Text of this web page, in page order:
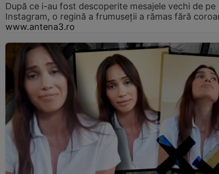
După ce i-au fost descoperite mesajele vechi de pe
Instagram, o regină a frumuseții a rămas fără
www.antena3.ro